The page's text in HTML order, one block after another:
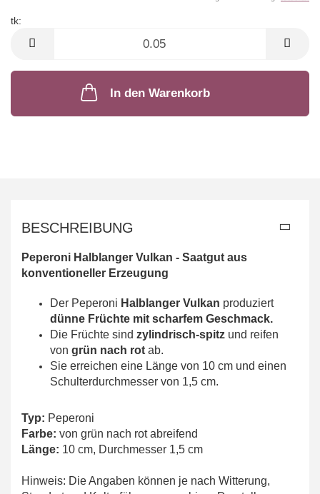
tk:
In den Warenkorb
BESCHREIBUNG
Peperoni Halblanger Vulkan - Saatgut aus
konventioneller Erzeugung
Der Peperoni Halblanger Vulkan produziert
dünne Früchte mit scharfem Geschmack.
Die Früchte sind zylindrisch-spitz und reifen
von grün nach rot ab.
Sie erreichen eine Länge von 10 cm und einen
Schulterdurchmesser von 1,5 cm.
Typ: Peperoni
Farbe: von grün nach rot abreifend
Länge: 10 cm, Durchmesser 1,5 cm
Hinweis: Die Angaben können je nach Witterung,